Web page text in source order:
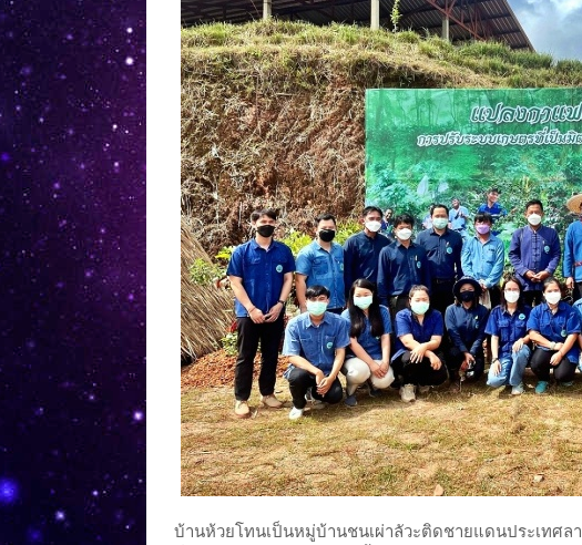
บ้านห้วยโทนเป็นหมู่บ้านชนเผ่าลัวะติดชายแดนประเทศ